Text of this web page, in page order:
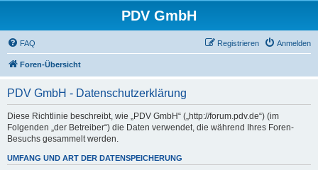
PDV GmbH
FAQ Anmelden
Registrieren
Foren-Übersicht
PDV GmbH - Datenschutzerklärung
Diese Richtlinie beschreibt, wie „PDV GmbH“ („http://forum.pdv.de“) (im
Folgenden „der Betreiber“) die Daten verwendet, die während Ihres Foren-
Besuchs gesammelt werden.
UMFANG UND ART DER DATENSPEICHERUNG